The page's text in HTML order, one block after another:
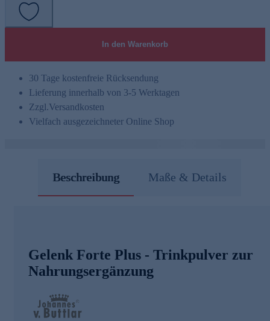
In den Warenkorb
30 Tage kostenfreie Rücksendung
Lieferung innerhalb von 3-5 Werktagen
Zzgl.Versandkosten
Vielfach ausgezeichneter Online Shop
Beschreibung Maße & Details
Gelenk Forte Plus - Trinkpulver zur
Nahrungsergänzung